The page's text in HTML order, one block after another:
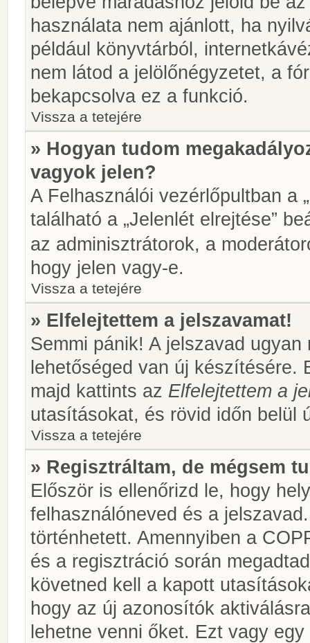
használata nem ajánlott, ha
például könyvtárból,
nem látod a jelölőnégyzetet, a
bekapcsolva ez a funkció.
Vissza a tetejére
» Hogyan tudom
vagyok jelen?
A Felhasználói vezérlőpultban a
található a „Jelenlét elrejtése”
az adminisztrátorok, a
hogy jelen vagy-e.
Vissza a tetejére
» Elfelejtettem a jelszavamat!
Semmi pánik! A jelszavad
lehetőséged van új készítésére.
majd kattints az Elfelejtettem a
utasításokat, és rövid időn belül
Vissza a tetejére
» Regisztráltam, de mégsem
Először is ellenőrizd le, hogy
felhasználóneved és a
történhetett. Amennyiben a
és a regisztráció során
követned kell a kapott
hogy az új azonosítók
lehetne venni őket. Ezt vagy